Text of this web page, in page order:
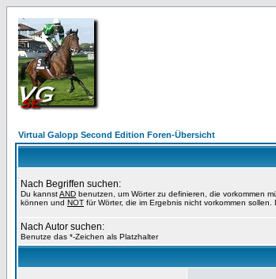
Virtual Galopp Second Edition Foren-Übersicht
Nach Begriffen suchen:
Du kannstAND benutzen, um Wörter zu definieren, die vorkommen
können und NOT für Wörter, die im Ergebnis nicht vorkommen
Nach Autor suchen:
Benutze das *-Zeichen als Platzhalter